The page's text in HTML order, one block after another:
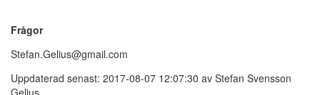
Frågor
Stefan.Gelius@gmail.com
Uppdaterad senast: 2017-08-07 12:07:30 av Stefan Svensson